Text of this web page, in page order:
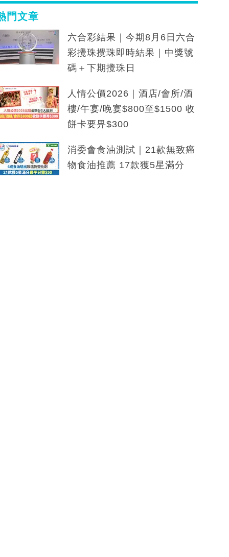
門文章
六合彩結果｜今期8月6日六合
彩攪珠攪珠即時結果｜中獎號
碼＋下期攪珠日
人情公價2026｜酒店/會所/酒
樓/午宴/晚宴$800至$1500 收
餅卡要畀$300
消委會食油測試｜21款無致癌
物食油推薦 17款獲5星滿分